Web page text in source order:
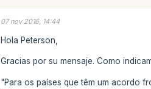
07 nov 2016, 14:44
Hola Peterson,
Gracias por su mensaje. Como
"Para os países que têm um acordo